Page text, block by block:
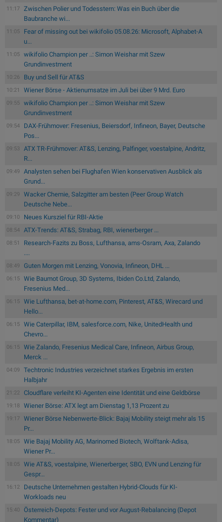
11:17
Zwischen Polier und Todesstern: Was ein Buch über die
Baubranche wi...
11:05
Fear of missing out bei wikifolio 05.08.26: Microsoft, Alphabet-A
u...
11:05
wikifolio Champion per ..: Simon Weishar mit Szew
Grundinvestment
10:26 Buy und Sell für AT&S
10:21 Wiener Börse - Aktienumsatze im Juli bei über 9 Mrd. Euro
09:55
wikifolio Champion per ..: Simon Weishar mit Szew
Grundinvestment
09:54
DAX-Frühmover: Fresenius, Beiersdorf, Infineon, Bayer, Deutsche
Pos...
09:53
ATX TR-Frühmover: AT&S, Lenzing, Palfinger, voestalpine, Andritz,
R...
09:49
Analysten sehen bei Flughafen Wien konservativen Ausblick als
Grund...
09:29
Wacker Chemie, Salzgitter am besten (Peer Group Watch
Deutsche Nebe...
09:10 Neues Kursziel für RBI-Aktie
08:54 ATX-Trends: AT&S, Strabag, RBI, wienerberger ...
08:51
Research-Fazits zu Boss, Lufthansa, ams-Osram, Axa, Zalando
....
08:49 Guten Morgen mit Lenzing, Vonovia, Infineon, DHL ...
06:15
Wie Baumot Group, 3D Systems, Ibiden Co.Ltd, Zalando,
Fresenius Med...
06:15
Wie Lufthansa, bet-at-home.com, Pinterest, AT&S, Wirecard und
Hello...
06:15
Wie Caterpillar, IBM, salesforce.com, Nike, UnitedHealth und
Chevro...
06:15
Wie Zalando, Fresenius Medical Care, Infineon, Airbus Group,
Merck ...
04:09
Techtronic Industries verzeichnet starkes Ergebnis im ersten
Halbjahr
21:22 Cloudflare verleiht KI-Agenten eine Identität und eine Geldbörse
19:18 Wiener Börse: ATX legt am Dienstag 1,13 Prozent zu
19:17
Wiener Börse Nebenwerte-Blick: Bajaj Mobility steigt mehr als 15
Pr...
18:05
Wie Bajaj Mobility AG, Marinomed Biotech, Wolftank-Adisa,
Wiener Pr...
18:05
Wie AT&S, voestalpine, Wienerberger, SBO, EVN und Lenzing für
Gespr...
16:12
Deutsche Unternehmen gestalten Hybrid-Clouds für KI-
Workloads neu
15:40
Österreich-Depots: Fester und vor August-Rebalancing (Depot
Kommentar)